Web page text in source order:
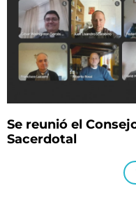
Se reunió el
Sacerdotal